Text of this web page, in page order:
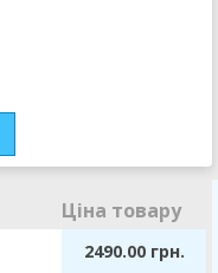
Ціна товару
2490.00 грн.